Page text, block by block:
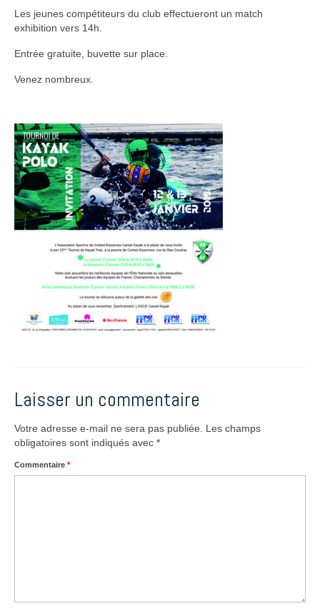
Les jeunes compétiteurs du club effectueront un match
exhibition vers 14h.
Entrée gratuite, buvette sur place.
Venez nombreux.
Laisser un commentaire
Votre adresse e-mail ne sera pas publiée.
Les champs
obligatoires sont indiqués avec *
Commentaire *